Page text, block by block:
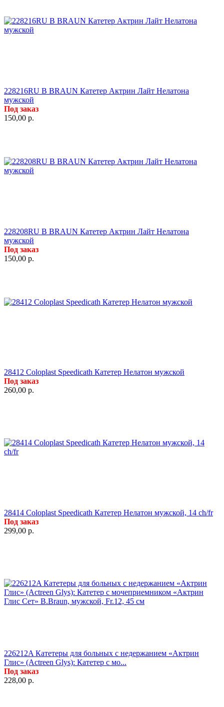
228216RU B BRAUN Катетер Актрин Лайт Нелатона
мужской
Под заказ
150,00 р.
228208RU B BRAUN Катетер Актрин Лайт Нелатона
мужской
Под заказ
150,00 р.
28412 Coloplast Speedicath Катетер Нелатон мужской
Под заказ
260,00 р.
28414 Coloplast Speedicath Катетер Нелатон мужской, 14 ch/fr
Под заказ
299,00 р.
226212A Катетеры для больных с недержанием «Актрин
Глис» (Actreen Glys): Катетер с мо...
Под заказ
228,00 р.